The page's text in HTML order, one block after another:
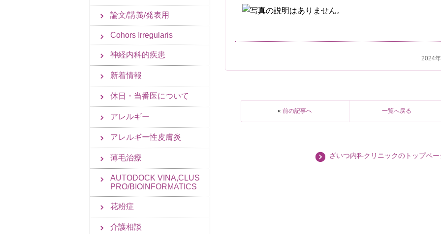
2024
«前の記事へ 一覧へ戻る
ざいつ内科クリニックのトップペー
論文/講義/発表用
Cohors Irregularis
神経内科的疾患
新着情報
休日・当番医について
アレルギー
アレルギー性皮膚炎
薄毛治療
AUTODOCK VINA,CLUS
PRO/BIOINFORMATICS
花粉症
介護相談